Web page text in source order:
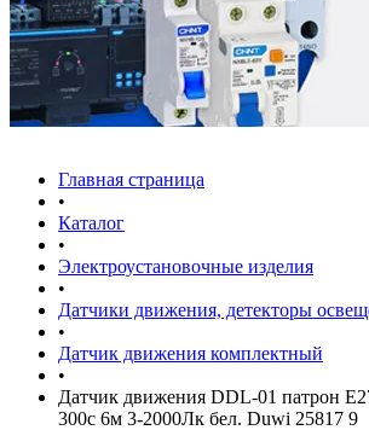
Главная страница
•
Каталог
•
Электроустановочные изделия
•
Датчики движения, детекторы
•
Датчик движения комплектный
•
Датчик движения DDL-01 патрон
300с 6м 3-2000Лк бел. Duwi 25817 9